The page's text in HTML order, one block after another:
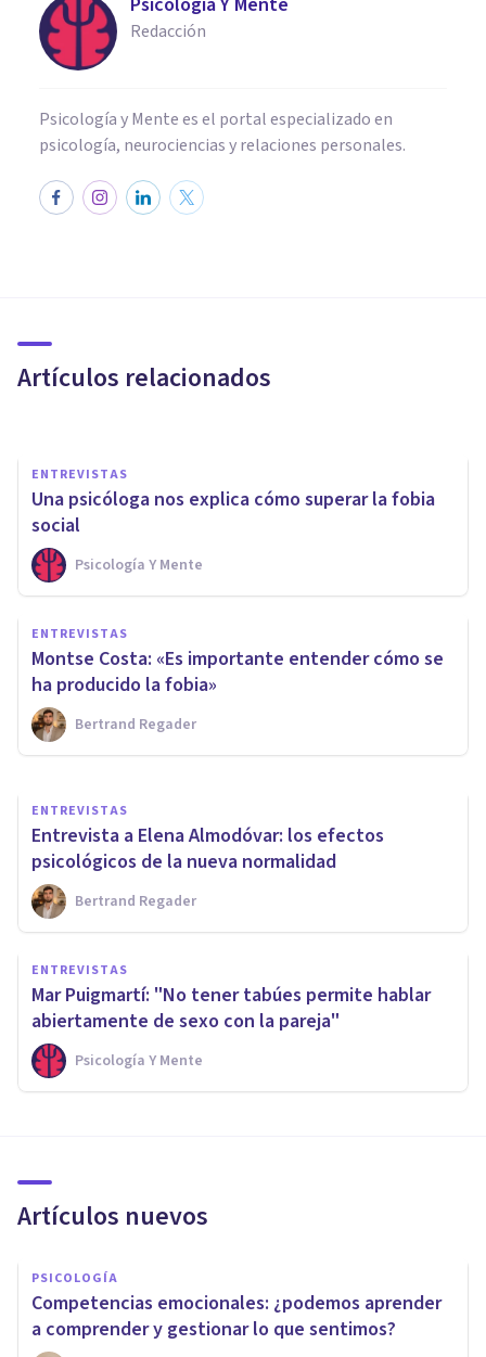
Redacción
Psicología y Mente es el portal especializado en
psicología, neurociencias y relaciones personales.
Artículos relacionados
síntomas, causas y tratamiento
ENTREVISTAS
Una psicóloga nos explica cómo superar la fobia
social
Psicología Y Mente
ENTREVISTAS
Montse Costa: «Es importante entender cómo se
ha producido la fobia»
Bertrand Regader
ENTREVISTAS
Marisa Parcerisa: «Los traumas
son marcas emocionales en
nuestro cerebro»
Bertrand Regader
ENTREVISTAS
Entrevista a Elena Almodóvar: los efectos
psicológicos de la nueva normalidad
Bertrand Regader
ENTREVISTAS
Mar Puigmartí: "No tener tabúes permite hablar
abiertamente de sexo con la pareja"
Psicología Y Mente
Artículos nuevos
PSICOLOGÍA
Competencias emocionales: ¿podemos aprender
a comprender y gestionar lo que sentimos?